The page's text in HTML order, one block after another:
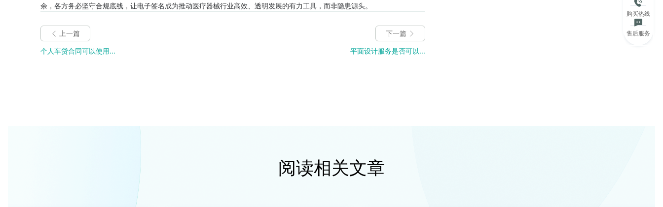
余，各方务必坚守合规底线，让电子签名成为推动医疗器械行业高效、透明发展的有力工具，而非隐患源头。
上一篇
个人车贷合同可以使用...
下一篇
平面设计服务是否可以...
阅读相关文章
购买热线
售后服务